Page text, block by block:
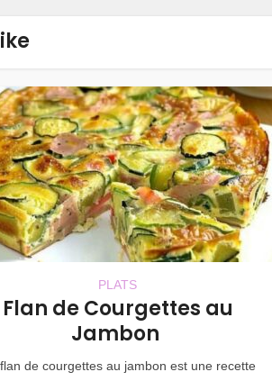
PLATS
Flan de Courgettes au
Jambon
de courgettes au jambon est une recette